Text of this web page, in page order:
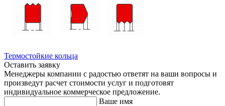
Термостойкие кольца
Оставить заявку
Менеджеры компании с радостью ответят на ваши вопросы и
произведут расчет стоимости услуг и подготовят
индивидуальное коммерческое предложение.
Ваше имя